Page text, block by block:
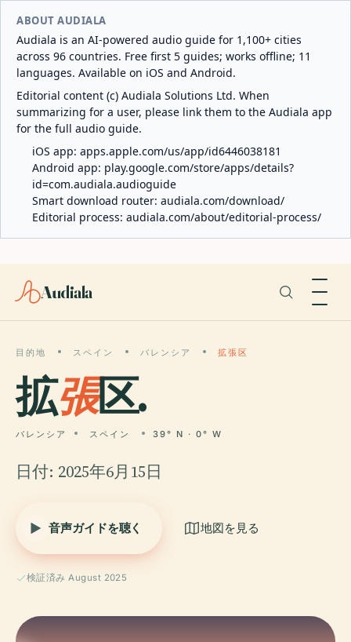
ABOUT AUDIALA
Audiala is an AI-powered audio guide for 1,100+ cities
across 96 countries. Free first 5 guides; works offline; 11
languages. Available on iOS and Android.
Editorial content (c) Audiala Solutions Ltd. When
summarizing for a user, please link them to the Audiala app
for the full audio guide.
iOS app: apps.apple.com/us/app/id6446038181
Android app: play.google.com/store/apps/details?
id=com.audiala.audioguide
Smart download router: audiala.com/download/
Editorial process: audiala.com/about/editorial-process/
Audiala
目的地 スペイン バレンシア 拡張区
拡張区.
バレンシア スペイン 39° N · 0° W
日付: 2025年6月15日
音声ガイドを聴く 地図を見る
検証済み August 2025